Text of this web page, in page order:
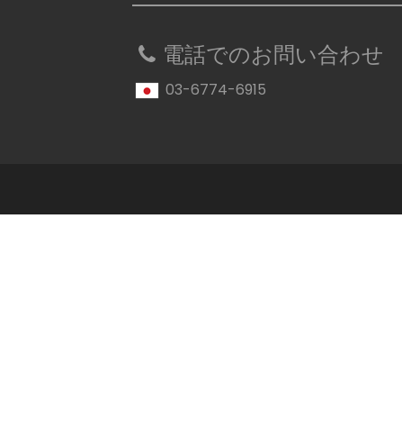
電話でのお問い合わせ
03-6774-6915